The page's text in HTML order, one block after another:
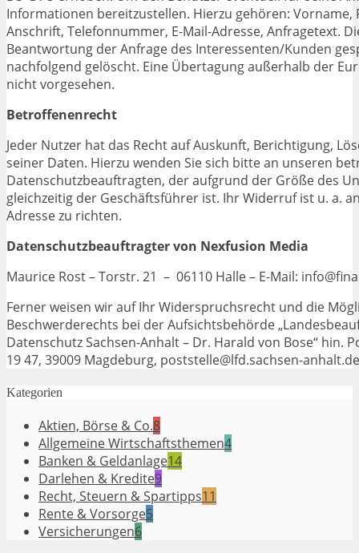
Informationen bereitzustellen. Hierzu gehören: Vorname,
Anschrift, Telefonnummer, E-Mail-Adresse, Anfragetext.
Beantwortung der Anfrage des Interessenten/Kunden
nachfolgend gelöscht. Eine Übertagung außerhalb der
nicht vorgesehen.
Betroffenenrecht
Jeder Nutzer hat das Recht auf Auskunft, Berichtigung,
seiner Daten. Hierzu wenden Sie sich bitte an unseren
Datenschutzbeauftragten, der aufgrund der Größe des
gleichzeitig der Geschäftsführer ist. Ihr Widerruf ist u. a.
Adresse zu richten.
Datenschutzbeauftragter von Nexfusion Media
Maurice Rost – Torstr. 21 – 06110 Halle – E-Mail:
Ferner weisen wir auf Ihr Widerspruchsrecht und die
Beschwerderechts bei der Aufsichtsbehörde
Datenschutz Sachsen-Anhalt – Dr. Harald von Bose“ hin.
19 47, 39009 Magdeburg, poststelle@lfd.sachsen-
Kategorien
Aktien, Börse & Co.8
Allgemeine Wirtschaftsthemen4
Banken & Geldanlage14
Darlehen & Kredite9
Recht, Steuern & Spartipps11
Rente & Vorsorge5
Versicherungen6